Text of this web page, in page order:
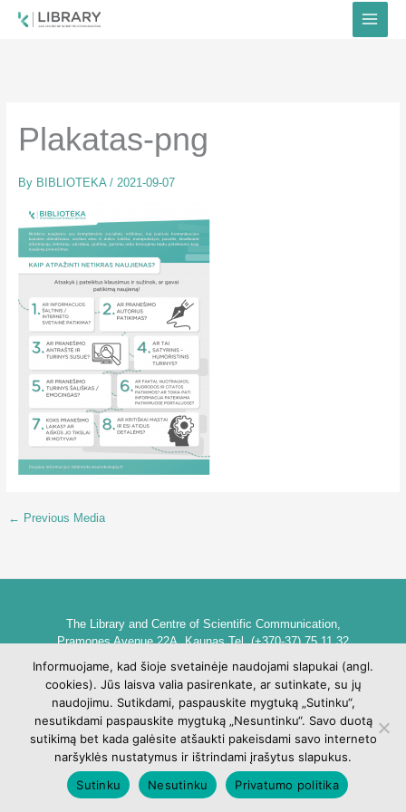
Plakatas-png
By BIBLIOTEKA / 2021-09-07
← Previous Media
The Library and Centre of Scientific Communication,
Pramones Avenue 22A, Kaunas Tel. (+370-37) 75 11 32
biblioteka@go.kauko.lt
Head of the Library dr. Lina Šarlauskienė
Kauno kolegijos biblioteka ir mokslinės komunikacijos centras,
Pramonės pr. 22A, Kaunas Tel. +370 (37) 75 11 32
biblioteka@go.kauko.lt
Bibliotekos vadovė Lina Šarlauskienė
Informuojame, kad šioje svetainėje naudojami slapukai (angl.
cookies). Jūs laisva valia pasirenkate, ar sutinkate, su jų
naudojimu. Sutikdami, paspauskite mygtuką „Sutinku“,
nesutikdami paspauskite mygtuką „Nesuntinku“. Savo duotą
sutikimą bet kada galėsite atšaukti pakeisdami savo interneto
naršyklės nustatymus ir ištrindami įrašytus slapukus.
Sutinku
Nesutinku Privatumo politika